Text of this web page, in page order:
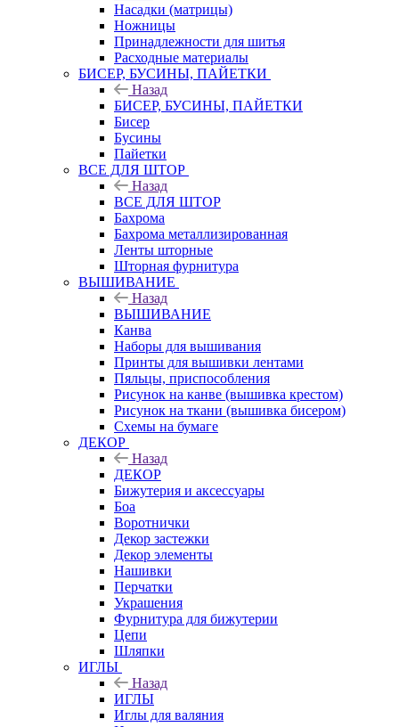
Насадки (матрицы)
Ножницы
Принадлежности для шитья
Расходные материалы
БИСЕР, БУСИНЫ, ПАЙЕТКИ
Назад
БИСЕР, БУСИНЫ, ПАЙЕТКИ
Бисер
Бусины
Пайетки
ВСЕ ДЛЯ ШТОР
Назад
ВСЕ ДЛЯ ШТОР
Бахрома
Бахрома металлизированная
Ленты шторные
Шторная фурнитура
ВЫШИВАНИЕ
Назад
ВЫШИВАНИЕ
Канва
Наборы для вышивания
Принты для вышивки лентами
Пяльцы, приспособления
Рисунок на канве (вышивка крестом)
Рисунок на ткани (вышивка бисером)
Схемы на бумаге
ДЕКОР
Назад
ДЕКОР
Бижутерия и аксессуары
Боа
Воротнички
Декор застежки
Декор элементы
Нашивки
Перчатки
Украшения
Фурнитура для бижутерии
Цепи
Шляпки
ИГЛЫ
Назад
ИГЛЫ
Иглы для валяния